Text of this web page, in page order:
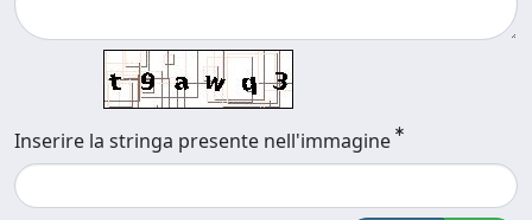
Inserire la stringa presente nell'immagine